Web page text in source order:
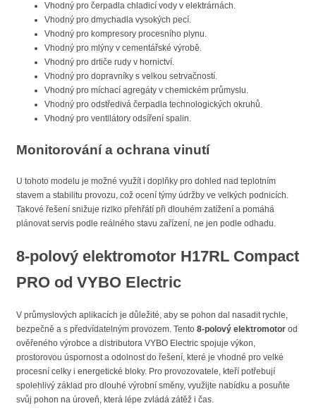
Vhodný pro čerpadla chladicí vody v elektrárnách.
Vhodný pro dmychadla vysokých pecí.
Vhodný pro kompresory procesního plynu.
Vhodný pro mlýny v cementářské výrobě.
Vhodný pro drtiče rudy v hornictví.
Vhodný pro dopravníky s velkou setrvačností.
Vhodný pro míchací agregáty v chemickém průmyslu.
Vhodný pro odstředivá čerpadla technologických okruhů.
Vhodný pro ventilátory odsíření spalin.
Monitorování a ochrana vinutí
U tohoto modelu je možné využít i doplňky pro dohled nad teplotním
stavem a stabilitu provozu, což ocení týmy údržby ve velkých podnicích.
Takové řešení snižuje riziko přehřátí při dlouhém zatížení a pomáhá
plánovat servis podle reálného stavu zařízení, ne jen podle odhadu.
8-polový elektromotor H17RL Compact
PRO od VYBO Electric
V průmyslových aplikacích je důležité, aby se pohon dal nasadit rychle,
bezpečně a s předvídatelným provozem. Tento 8-polový elektromotor od
ověřeného výrobce a distributora VYBO Electric spojuje výkon,
prostorovou úspornost a odolnost do řešení, které je vhodné pro velké
procesní celky i energetické bloky. Pro provozovatele, kteří potřebují
spolehlivý základ pro dlouhé výrobní směny, využijte nabídku a posuňte
svůj pohon na úroveň, která lépe zvládá zátěž i čas.